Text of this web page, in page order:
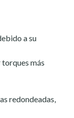
a su
más
redondeadas,